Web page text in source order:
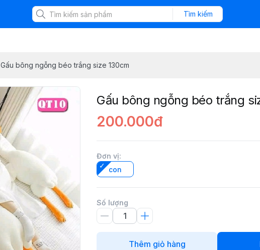
Tìm kiếm
Gấu bông ngỗng béo trắng size 130cm
Gấu bông ngỗng béo trắng
200.000đ
Đơn vị:
con
Số lượng
Thêm giỏ hàng